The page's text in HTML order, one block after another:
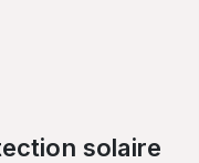
solaire